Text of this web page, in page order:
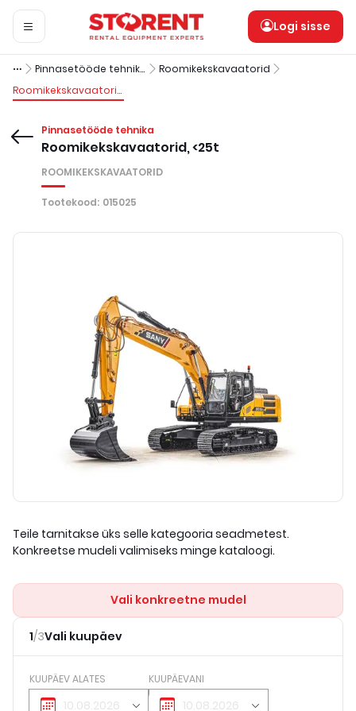
Logi sisse
Pinnasetööde tehnika
Roomikekskavaatorid
Roomikekskavaatorid, <25t
Pinnasetööde tehnika
Roomikekskavaatorid, <25t
ROOMIKEKSKAVAATORID
Tootekood: 015025
Teile tarnitakse üks selle kategooria seadmetest.
Konkreetse mudeli valimiseks minge kataloogi.
Vali konkreetne mudel
1/3Vali kuupäev
KUUPÄEV ALATES KUUPÄEVANI